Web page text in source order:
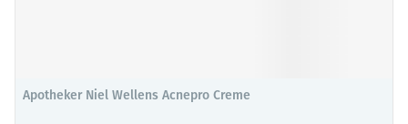
Apotheker Niel Wellens Acnepro Creme